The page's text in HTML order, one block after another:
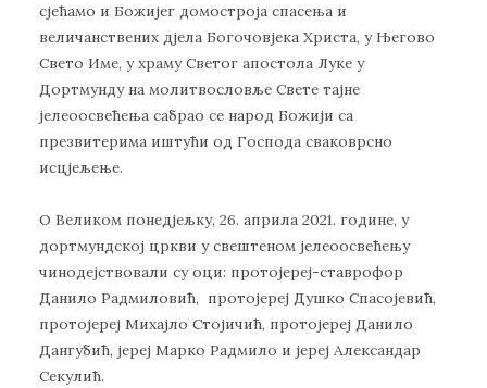
сјећамо и Божијег домостроја спасења и
величанствених дјела Богочовјека Христа, у Његово
Свето Име, у храму Светог апостола Луке у
Дортмунду на молитвословље Свете тајне
јелеоосвећења сабрао се народ Божији са
презвитерима иштући од Господа сваковрсно
исцјељење.
О Великом понедјељку, 26. априла 2021. године, у
дортмундској цркви у свештеном јелеоосвећењу
чинодејствовали су оци: протојереј-ставрофор
Данило Радмиловић, протојереј Душко Спасојевић,
протојереј Михајло Стојичић, протојереј Данило
Дангубић, јереј Марко Радмило и јереј Александар
Секулић.